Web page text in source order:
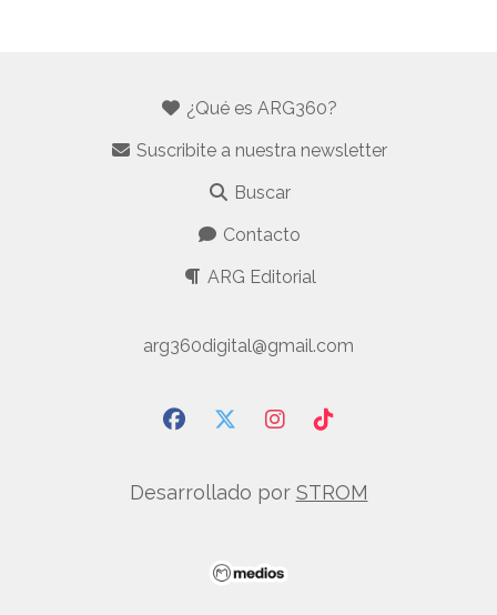
¿Qué es ARG360?
Suscribite a nuestra newsletter
Buscar
Contacto
ARG Editorial
Desarrollado por STROM
arg360digital@gmail.com